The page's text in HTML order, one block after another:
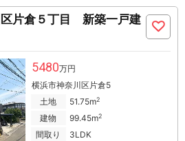
片倉５丁目 新築一戸建
5480万円
横浜市神奈川区片倉5
土地
51.75m2
建物 99.45m2
間取り
3LDK